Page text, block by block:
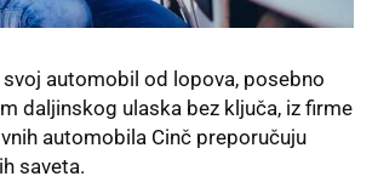
automobil od lopova, posebno
daljinskog ulaska bez ključa, iz firme
automobila Cinč preporučuju
saveta.